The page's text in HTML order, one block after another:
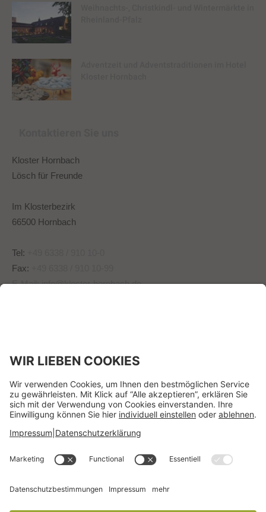
Kloster Hornbach
Lösch für Freunde
Im Klosterbezirk
66500 Hornbach
Tel:
Fax:
E-Mail:info@kloster-hornbach.de
Zustimmung, um den -
Dieser Inhalt darf aufgrund
von Trackern, die Besuchern
nicht offengelegt werden,
nicht geladen werden. Der
diese mit seinem CMP
einrichten, um diesen Inhalt
Technologien hinzuzufügen.